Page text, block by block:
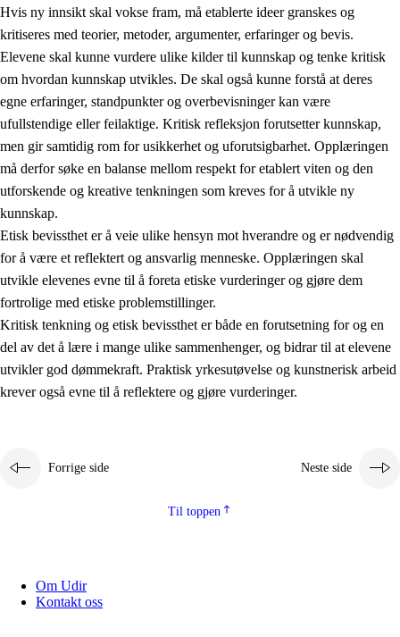
1.2 Identitet og kulturelt mangfold
1.3 Kritisk tenkning og etisk bevissthet
1.4 Skaperglede, engasjement og utforskertrang
1.5 Respekt for naturen og miljøbevissthet
1.6 Demokrati og medvirkning
Hvis ny innsikt skal vokse fram, må etablerte ideer granskes og
kritiseres med teorier, metoder, argumenter, erfaringer og bevis.
Elevene skal kunne vurdere ulike kilder til kunnskap og tenke kritisk
om hvordan kunnskap utvikles. De skal også kunne forstå at deres
egne erfaringer, standpunkter og overbevisninger kan være
ufullstendige eller feilaktige. Kritisk refleksjon forutsetter kunnskap,
men gir samtidig rom for usikkerhet og uforutsigbarhet. Opplæringen
må derfor søke en balanse mellom respekt for etablert viten og den
utforskende og kreative tenkningen som kreves for å utvikle ny
kunnskap.
Etisk bevissthet er å veie ulike hensyn mot hverandre og er nødvendig
for å være et reflektert og ansvarlig menneske. Opplæringen skal
utvikle elevenes evne til å foreta etiske vurderinger og gjøre dem
fortrolige med etiske problemstillinger.
Kritisk tenkning og etisk bevissthet er både en forutsetning for og en
del av det å lære i mange ulike sammenhenger, og bidrar til at elevene
utvikler god dømmekraft. Praktisk yrkesutøvelse og kunstnerisk arbeid
krever også evne til å reflektere og gjøre vurderinger.
Forrige side Neste side
Til toppen
Om Udir
Kontakt oss